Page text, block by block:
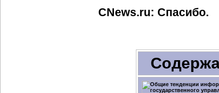
CNews.ru: Спасибо.